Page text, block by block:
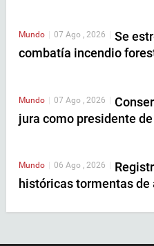
Mundo 07 Ago , 2026
Se
combatía incendio
Mundo | 07 Ago , 2026 |
jura como presidente
Mundo 06 Ago , 2026
históricas tormentas de